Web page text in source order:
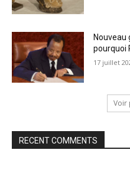
Nouveau
pourquoi
17 juillet
Voir
RECENT COMMENTS